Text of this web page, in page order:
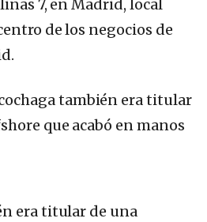
7, en Madrid, local
de los negocios de
era titular de una